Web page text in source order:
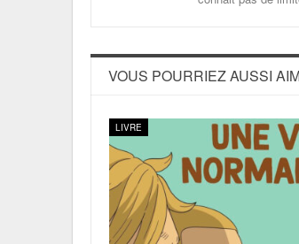
VOUS POURRIEZ AUSSI
LIVRE